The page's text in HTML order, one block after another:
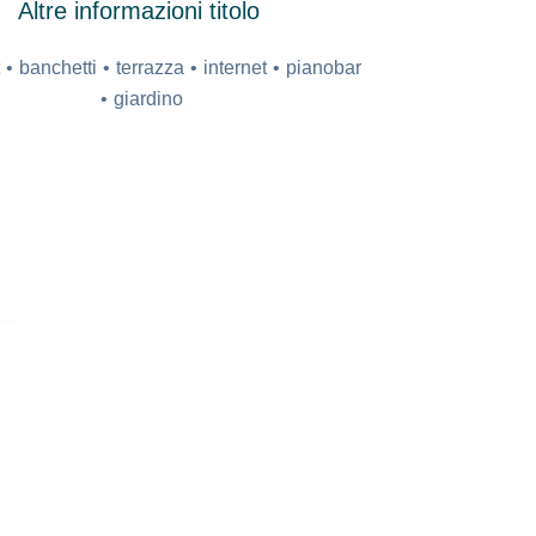
Altre informazioni titolo
banchetti terrazza internet
pianobar
giardino